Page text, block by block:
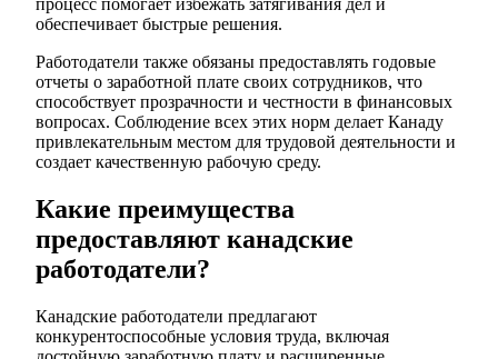
процесс помогает избежать затягивания дел и
обеспечивает быстрые решения.
Работодатели также обязаны предоставлять годовые
отчеты о заработной плате своих сотрудников, что
способствует прозрачности и честности в финансовых
вопросах. Соблюдение всех этих норм делает Канаду
привлекательным местом для трудовой деятельности и
создает качественную рабочую среду.
Какие преимущества
предоставляют канадские
работодатели?
Канадские работодатели предлагают
конкурентоспособные условия труда, включая